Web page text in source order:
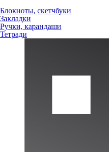
Блокноты, скетчбуки
Закладки
Ручки, карандаши
Тетради